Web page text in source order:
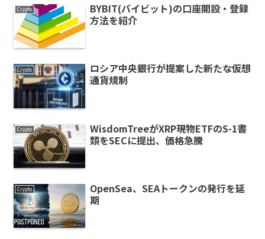
Crypto
BYBIT(バイビット)の口座開設・登録
方法を紹介
Crypto
ロシア中央銀行が提案した新たな仮想
通貨規制
Crypto
WisdomTreeがXRP現物ETFのS-1書
類をSECに提出、価格急騰
Crypto
OpenSea、SEAトークンの発行を延
期